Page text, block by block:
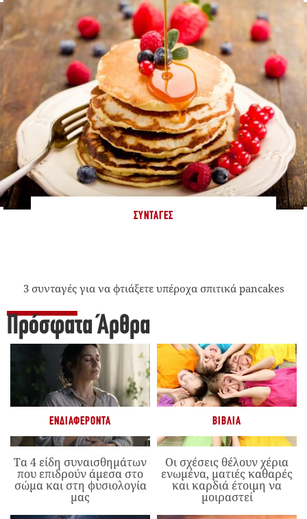
ΣΥΝΤΑΓΈΣ
3 συνταγές για να φτιάξετε υπέροχα σπιτικά pancakes
Πρόσφατα Άρθρα
ΕΝΔΙΑΦΈΡΟΝΤΑ
Τα 4 είδη συναισθημάτων
που επιδρούν άμεσα στο
σώμα και στη φυσιολογία
μας
ΒΙΒΛΊΑ
Οι σχέσεις θέλουν χέρια
ενωμένα, ματιές καθαρές
και καρδιά έτοιμη να
μοιραστεί